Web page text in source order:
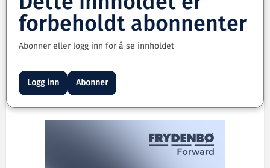
forbeholdt abonnenter
Abonner eller logg inn for å se innholdet
Logg inn Abonner